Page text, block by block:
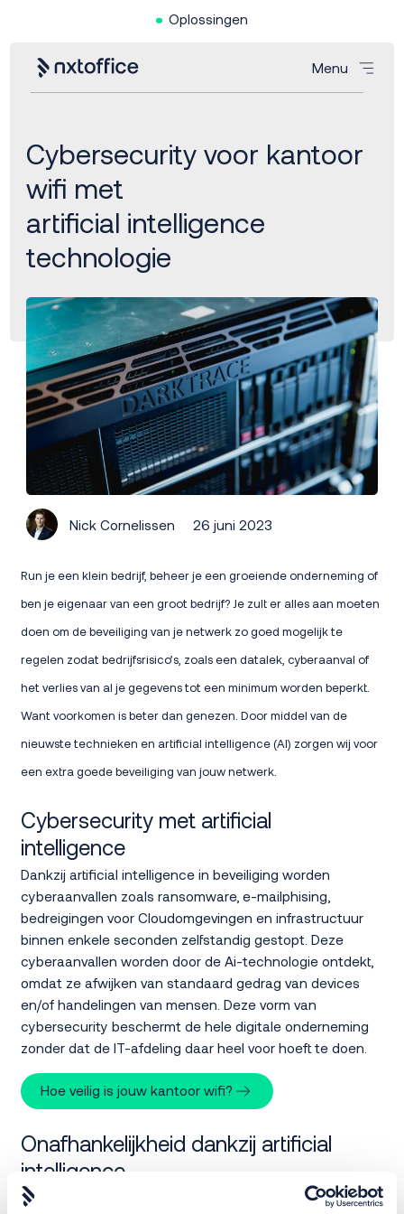
Oplossingen
Menu
Cybersecurity voor kantoor
wifi met
artificial intelligence
technologie
Nick Cornelissen 26 juni 2023
Run je een klein bedrijf, beheer je een groeiende onderneming of
ben je eigenaar van een groot bedrijf? Je zult er alles aan moeten
doen om de beveiliging van je netwerk zo goed mogelijk te
regelen zodat bedrijfsrisico’s, zoals een datalek, cyberaanval of
het verlies van al je gegevens tot een minimum worden beperkt.
Want voorkomen is beter dan genezen. Door middel van de
nieuwste technieken en artificial intelligence (AI) zorgen wij voor
een extra goede beveiliging van jouw netwerk.
Cybersecurity met artificial
intelligence
Dankzij artificial intelligence in beveiliging worden
cyberaanvallen zoals ransomware, e-mailphising,
bedreigingen voor Cloudomgevingen en infrastructuur
binnen enkele seconden zelfstandig gestopt. Deze
cyberaanvallen worden door de Ai-technologie ontdekt,
omdat ze afwijken van standaard gedrag van devices
en/of handelingen van mensen. Deze vorm van
cybersecurity beschermt de hele digitale onderneming
zonder dat de IT-afdeling daar heel voor hoeft te doen.
Hoe veilig is jouw kantoor wifi?
Onafhankelijkheid dankzij artificial
intelligence
Als je je organisatie wil beschermen tegen cyberdreiging,